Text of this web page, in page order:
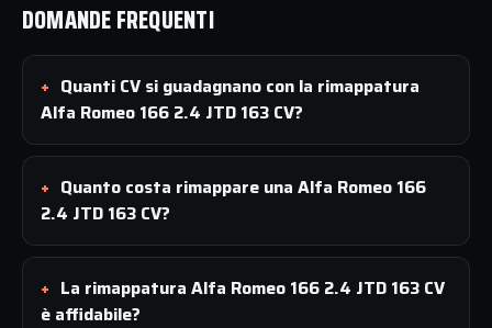
DOMANDE FREQUENTI
Quanti CV si guadagnano con la rimappatura
Alfa Romeo 166 2.4 JTD 163 CV?
Quanto costa rimappare una Alfa Romeo 166
2.4 JTD 163 CV?
La rimappatura Alfa Romeo 166 2.4 JTD 163 CV
è affidabile?